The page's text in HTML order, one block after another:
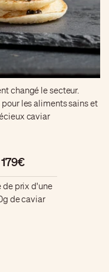
changé le secteur.
les aliments sains et
caviar
de prix d'une
de caviar